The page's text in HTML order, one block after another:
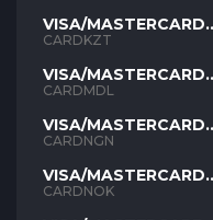
VISA/MASTERCARD
KZT
CARDKZT
VISA/MASTERCARD
MDL
CARDMDL
VISA/MASTERCARD
NGN
CARDNGN
VISA/MASTERCARD
NOK
CARDNOK